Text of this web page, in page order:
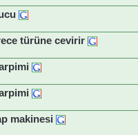
türüne cevirir
makinesi